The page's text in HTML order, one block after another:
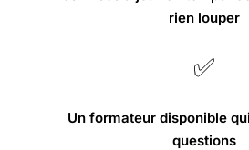
rien louper
✅
Un formateur disponible
questions